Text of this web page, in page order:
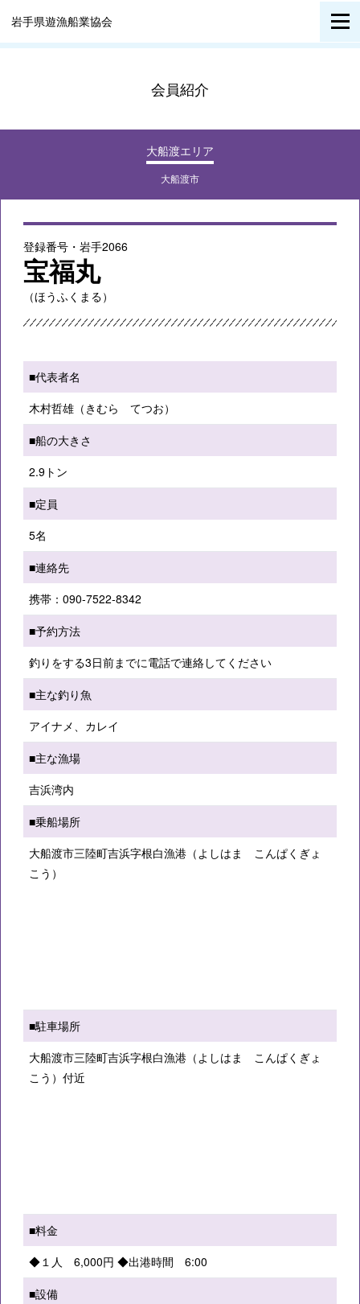
岩手県遊漁船業協会
会員紹介
大船渡エリア
大船渡市
登録番号・岩手2066
宝福丸
（ほうふくまる）
■代表者名
木村哲雄（きむら てつお）
■船の大きさ
2.9トン
■定員
5名
■連絡先
携帯：090‐7522‐8342
■予約方法
釣りをする3日前までに電話で連絡してください
■主な釣り魚
アイナメ、カレイ
■主な漁場
吉浜湾内
■乗船場所
大船渡市三陸町吉浜字根白漁港（よしはま こんぱくぎょ
こう）
■駐車場所
大船渡市三陸町吉浜字根白漁港（よしはま こんぱくぎょ
こう）付近
■料金
◆１人 6,000円 ◆出港時間 6:00
■設備